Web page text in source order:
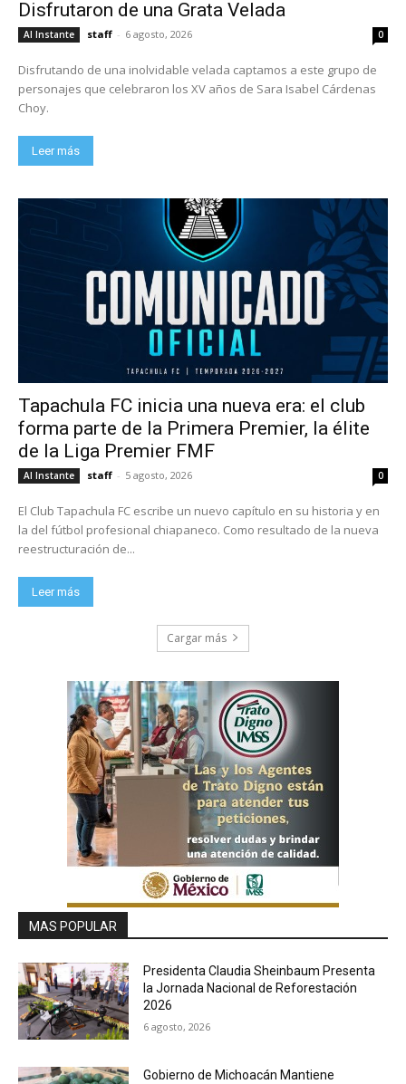
Disfrutaron de una Grata Velada
Al Instante staff - 6 agosto, 2026 0
Disfrutando de una inolvidable velada captamos a este grupo de
personajes que celebraron los XV años de Sara Isabel Cárdenas
Choy.
Leer más
Tapachula FC inicia una nueva era: el club
forma parte de la Primera Premier, la élite
de la Liga Premier FMF
Al Instante staff - 5 agosto, 2026 0
El Club Tapachula FC escribe un nuevo capítulo en su historia y en
la del fútbol profesional chiapaneco. Como resultado de la nueva
reestructuración de...
Leer más
Cargar más
MAS POPULAR
Presidenta Claudia Sheinbaum Presenta
la Jornada Nacional de Reforestación
2026
6 agosto, 2026
Gobierno de Michoacán Mantiene